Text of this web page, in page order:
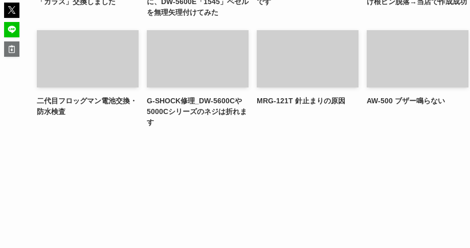
を無理矢理付けてみた
二代目フロッグマン電池交換・
防水検査
G-SHOCK修理_DW-5600Cや
5000Cシリーズのネジは折れま
す
MRG-121T 針止まりの原因 AW-500 ブザー鳴らない